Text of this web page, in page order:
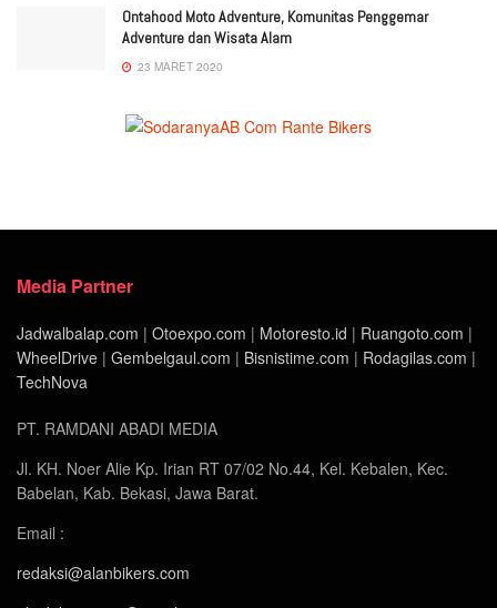
Ontahood Moto Adventure, Komunitas Penggemar
Adventure dan Wisata Alam
23 MARET 2020
Media Partner
Jadwalbalap.com | Otoexpo.com | Motoresto.id | Ruangoto.com |
WheelDrive | Gembelgaul.com | Bisnistime.com | Rodagilas.com |
TechNova
PT. RAMDANI ABADI MEDIA
Jl. KH. Noer Alie Kp. Irian RT 07/02 No.44, Kel. Kebalen, Kec.
Babelan, Kab. Bekasi, Jawa Barat.
Email :
redaksi@alanbikers.com